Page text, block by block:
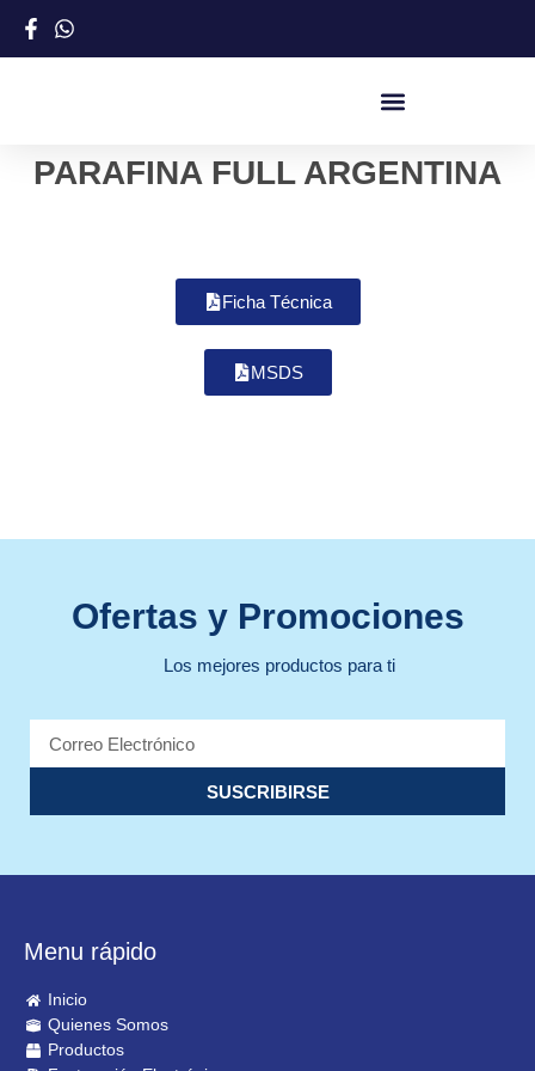
PARAFINA FULL ARGENTINA
Ficha Técnica
MSDS
Ofertas y Promociones
Los mejores productos para ti
SUSCRIBIRSE
Menu rápido
Inicio
Quienes Somos
Productos